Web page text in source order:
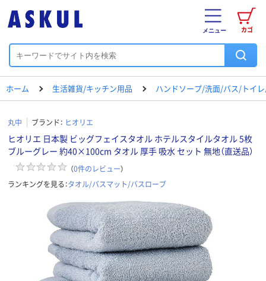
カゴ
メニュー
ホーム 生活雑貨/キッチン用品 ハンドソープ/洗面/バス/トイ
丸中 ブランド： ヒオリエ
ヒオリエ 日本製 ビッグフェイスタオル ホテルスタイルタオル 5枚
ブルーグレー 約40×100cm タオル 厚手 吸水 セット 無地（直送品）
（0件のレビュー）
ランキングを見る：タオル/バスマット/バスローブ